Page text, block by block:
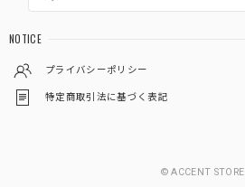
NOTICE
プライバシーポリシー
特定商取引法に基づく表記
© ACCENT STORE